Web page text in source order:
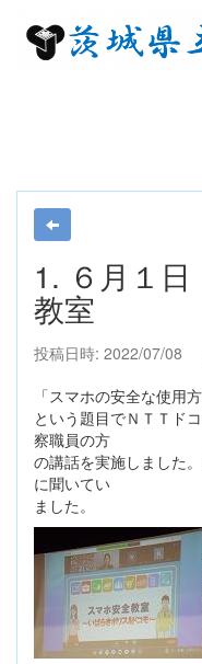
1. ６月１
教室
投稿日時: 2022/07/08
「スマホの安全な使用
という題目でＮＴＴド
察職員の方
の講話を実施しました
に聞いてい
ました。